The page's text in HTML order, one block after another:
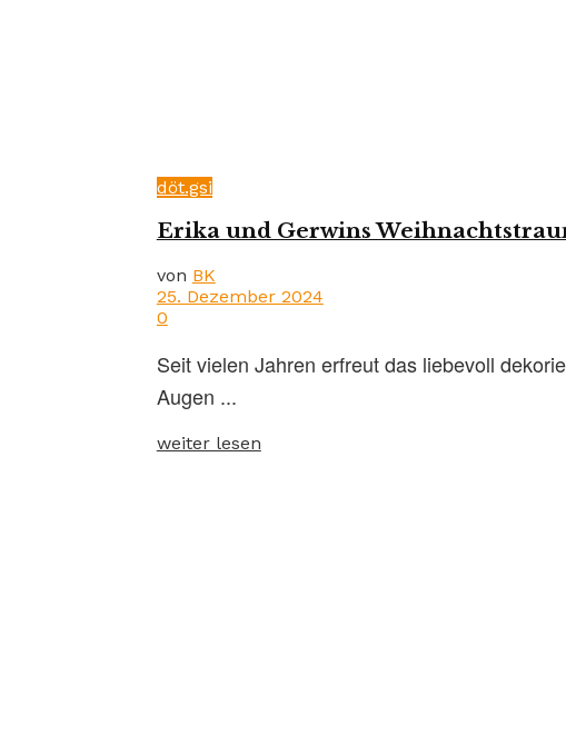
döt.gsi
Erika und Gerwins
von BK
25. Dezember 2024
0
Seit vielen Jahren erfreut das liebevoll
Augen ...
weiter lesen